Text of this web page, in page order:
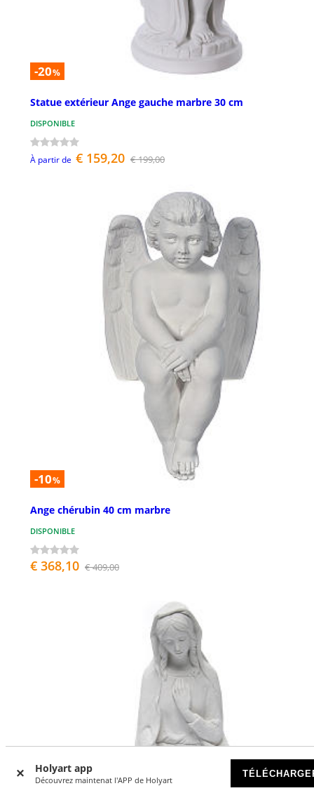
Holyart app
Découvrez maintenat l'APP de Holyart
-20%
Statue extérieur Ange gauche marbre 30 cm
DISPONIBLE
À partir de € 159,20 € 199,00
-10%
Ange chérubin 40 cm marbre
DISPONIBLE
€ 368,10 € 409,00